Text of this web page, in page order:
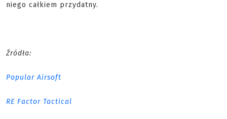
niego całkiem przydatny.
Źródła:
Popular Airsoft
RE Factor Tactical